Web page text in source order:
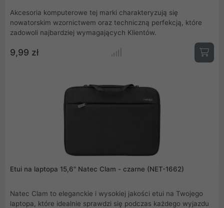
Akcesoria komputerowe tej marki charakteryzują się
nowatorskim wzornictwem oraz techniczną perfekcją, które
zadowoli najbardziej wymagających Klientów.
9,99 zł
Etui na laptopa 15,6" Natec Clam - czarne (NET-1662)
Natec Clam to eleganckie i wysokiej jakości etui na Twojego
laptopa, które idealnie sprawdzi się podczas każdego wyjazdu